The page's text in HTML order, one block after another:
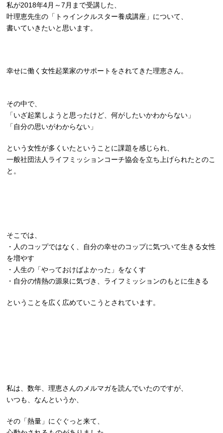
私が2018年4月～7月まで受講した、
叶理恵先生の「トゥインクルスター養成講座」について、
書いていきたいと思います。
幸せに働く女性起業家のサポートをされてきた理恵さん。
その中で、
「いざ起業しようと思ったけど、何がしたいかわからない」
「自分の思いがわからない」
という女性が多くいたということに課題を感じられ、
一般社団法人ライフミッションコーチ協会を立ち上げられたとのこ
と。
そこでは、
・人のコップではなく、自分の幸せのコップに気づいて生きる女性
を増やす
・人生の「やっておけばよかった」をなくす
・自分の情熱の源泉に気づき、ライフミッションのもとに生きる
ということを広く広めていこうとされています。
私は、数年、理恵さんのメルマガを読んでいたのですが、
いつも、なんというか、
その「熱量」にぐぐっと来て、